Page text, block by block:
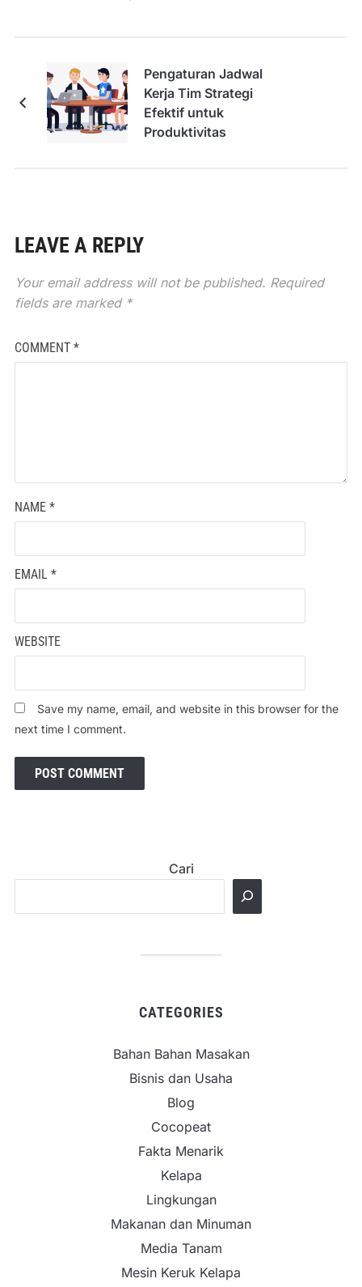
Pengaturan Jadwal
Kerja Tim Strategi
Efektif untuk
Produktivitas
LEAVE A REPLY
Your email address will not be published. Required
fields are marked *
COMMENT *
NAME *
EMAIL *
WEBSITE
Save my name, email, and website in this browser for the
next time I comment.
Cari
CATEGORIES
Bahan Bahan Masakan
Bisnis dan Usaha
Blog
Cocopeat
Fakta Menarik
Kelapa
Lingkungan
Makanan dan Minuman
Media Tanam
Mesin Keruk Kelapa